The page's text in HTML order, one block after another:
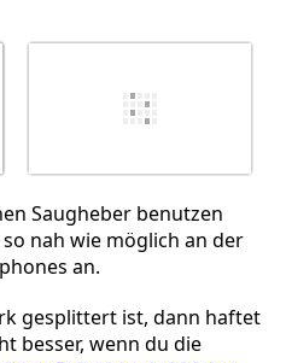
Saugheber benutzen
nah wie möglich an der
an.
gesplittert ist, dann haftet
besser, wenn du die